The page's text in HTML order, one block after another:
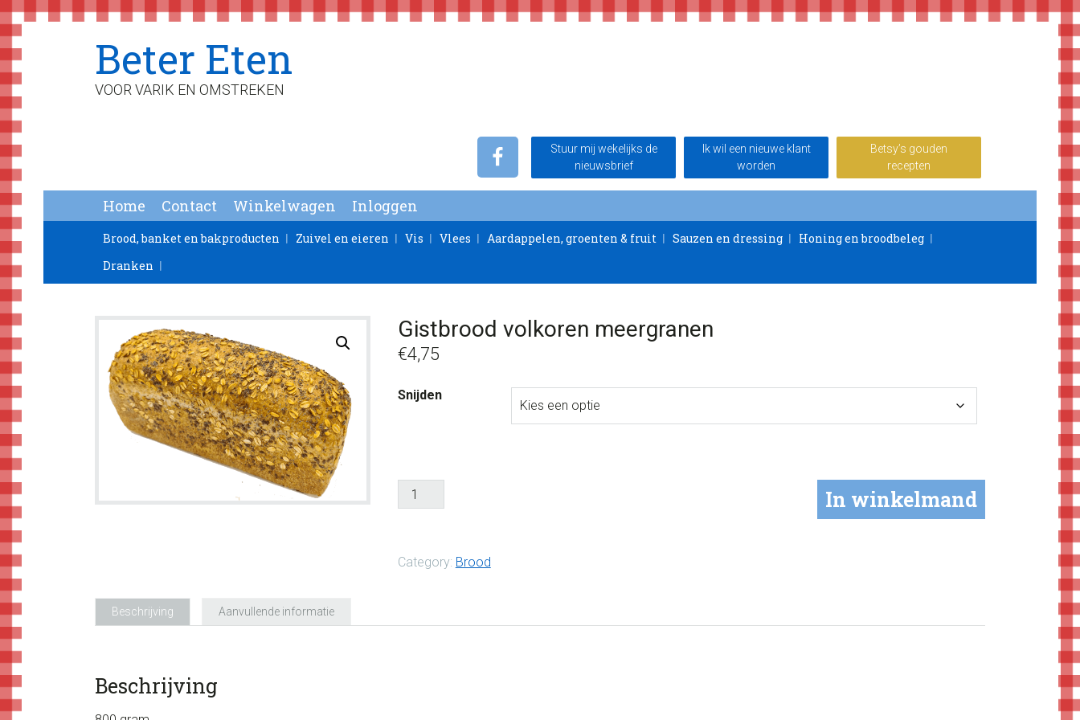
naar
de
hoofdnavigatie
naar
de
hoofd
inhoud
naar
de
voettekst
Beter Eten
VOOR VARIK EN OMSTREKEN
Betsy’s gouden
recepten
Ik wil een nieuwe klant
worden
Stuur mij wekelijks de
nieuwsbrief
Home Contact Winkelwagen Inloggen
Brood, banket en bakproducten Zuivel en eieren Vis Vlees Aardappelen, groenten & fruit Sauzen en dressing
Honing en broodbeleg
Dranken
Gistbrood volkoren meergranen
€4,75
Snijden
In winkelmand
Category: Brood
Beschrijving Aanvullende informatie
Beschrijving